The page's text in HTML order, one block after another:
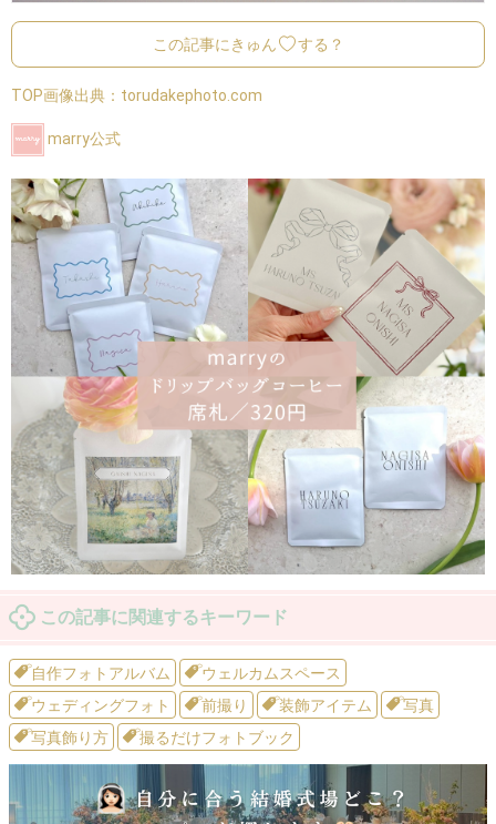
この記事にきゅん する？
TOP画像出典： torudakephoto.com
marry公式
この記事に関連するキーワード
自作フォトアルバム
ウェルカムスペース
ウェディングフォト
前撮り 装飾アイテム
写真
写真飾り方
撮るだけフォトブック